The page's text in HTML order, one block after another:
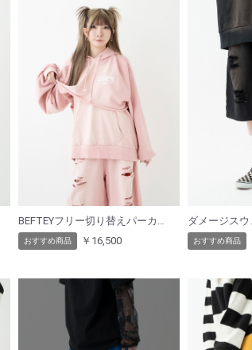
BEFTEYフリー切り替えパーカー（ピンク）
おすすめ商品 ￥16,500 おすすめ商品